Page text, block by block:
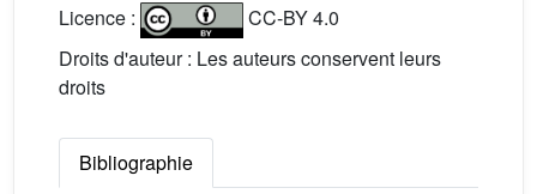
Licence :
CC-BY 4.0
Droits d'auteur : Les auteurs conservent leurs
droits
Bibliographie